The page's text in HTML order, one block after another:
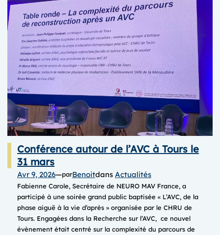
avec
une
MAV
cérébrale
(vidéo
de
Conférence autour de l’AVC à Tours le
31 mars
Avr 9, 2026—parBenoitdans Actualités
Fabienne Carole, Secrétaire de NEURO MAV France, a
participé à une soirée grand public baptisée « L’AVC, de la
phase aiguë à la vie d’après » organisée par le CHRU de
Tours. Engagées dans la Recherche sur l’AVC, ce nouvel
évènement était centré sur la complexité du parcours de